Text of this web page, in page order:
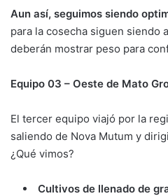
Aun así, seguimos siendo
para la cosecha siguen siendo
deberán mostrar peso para
Equipo 03 – Oeste de Mato
El tercer equipo viajó por la
saliendo de Nova Mutum y
¿Qué vimos?
Cultivos de llenado de